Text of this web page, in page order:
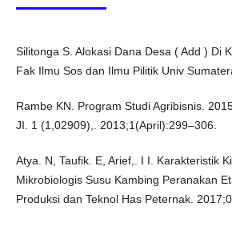
Silitonga S. Alokasi Dana Desa ( Add ) Di
Fak Ilmu Sos dan Ilmu Pilitik Univ
Rambe KN. Program Studi Agribisnis.
JI. 1 (1,02909),. 2013;1(April):299–306.
Atya. N, Taufik. E, Arief,. I I. Karakteristik
Mikrobiologis Susu Kambing Peranakan
Produksi dan Teknol Has Peternak.